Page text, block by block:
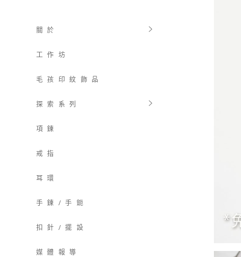
關 於
工 作 坊
毛 孩 印 紋 飾 品
探 索 系 列
項 鍊
戒 指
耳 環
手 鍊 / 手 鈪
扣 針 / 擺 設
媒 體 報 導